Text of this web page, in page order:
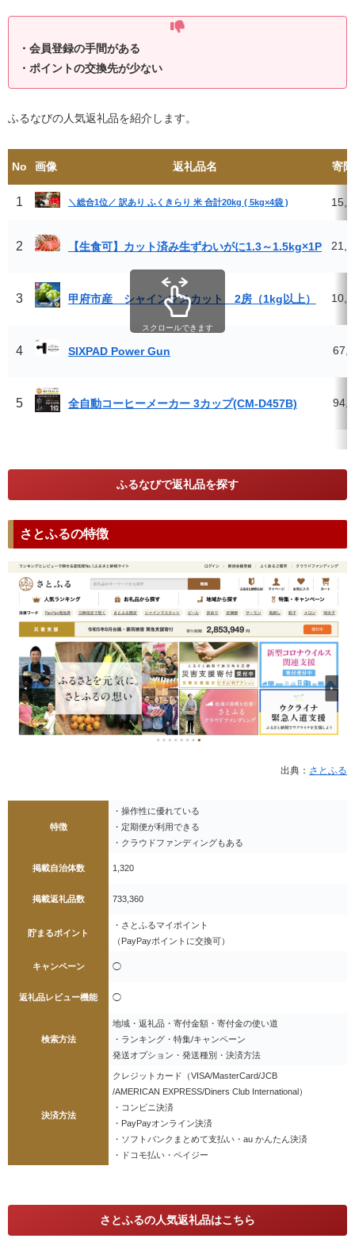
・会員登録の手間がある
・ポイントの交換先が少ない
ふるなびの人気返礼品を紹介します。
No 画像 返礼品名 寄
1 ＼総合1位／ 訳あり ふくきらり 米 合計20kg ( 5kg×4袋 )
2 【生食可】カット済み生ずわいがに1.3～1.5kg×1P
3 甲府市産 シャインマスカット 2房（1kg以上）
4 SIXPAD Power Gun
5 全自動コーヒーメーカー 3カップ(CM-D457B)
スクロールできます
ふるなびで返礼品を探す
さとふるの特徴
出典： さとふる
特徴
・操作性に優れている
・定期便が利用できる
・クラウドファンディングもある
掲載自治体数 1,320
掲載返礼品数 733,360
貯まるポイント
・さとふるマイポイント
（PayPayポイントに交換可）
キャンペーン ◯
返礼品レビュー機能 ◯
検索方法
地域・返礼品・寄付金額・寄付金の使い道
・ランキング・特集/キャンペーン
発送オプション・発送種別・決済方法
決済方法
クレジットカード（VISA/MasterCard/JCB
/AMERICAN EXPRESS/Diners Club International）
・コンビニ決済
・PayPayオンライン決済
・ソフトバンクまとめて支払い・au かんたん決済
・ドコモ払い・ペイジー
さとふるの人気返礼品はこちら